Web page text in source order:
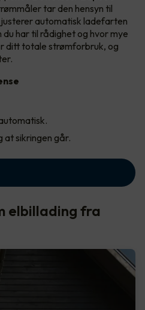
tar den hensyn til
automatisk ladefarten
har til rådighet og hvor mye
ditt totale strømforbruk, og
at sikringen går.
elbillading fra